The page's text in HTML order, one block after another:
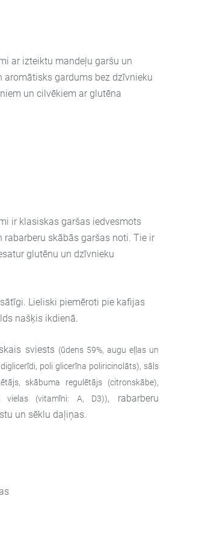
ar izteiktu mandeļu garšu un
aromātisks gardums bez dzīvnieku
un cilvēkiem ar glutēna
ir klasiskas garšas iedvesmots
skābās garšas noti. Tie ir
glutēnu un dzīvnieku
Lieliski piemēroti pie kafijas
našķis ikdienā.
sviests (ūdens 59%, augu eļļas un
poli glicerīna poliricinolāts), sāls
skābuma regulētājs (citronskābe),
vielas (vitamīni: A, D3)), rabarberu
un sēklu daļiņas.